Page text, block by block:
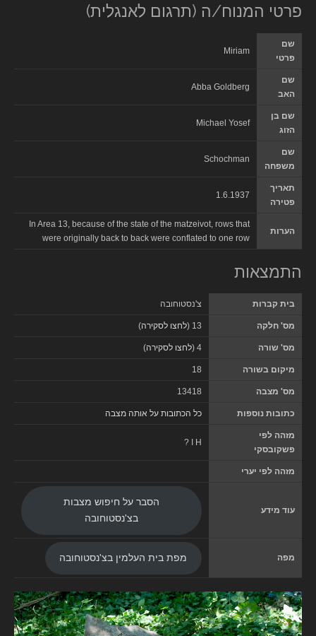
פרטי המנוח/ה (תרגום לאנגלית)
שם
פרטי
Miriam
שם
האב
Abba Goldberg
שם בן
הזוג
Michael Yosef
שם
משפחה
Schochman
תאריך
פטירה
1.6.1937
הערות
In Area 13, because of the state of the matzeivot, rows that
were originally back to back were conflated to one row
התמצאות
בית קברות צ'נסטוחובה
מס' חלקה 13 ( לחצו לסקירה)
מס' שורה 4 ( לחצו לסקירה)
מיקום בשורה 18
מס' מצבה 13418
כתובות נוספות כל הכתובות על אותה מצבה
מזהה לפי
פשקובסקי
? I H
מזהה לפי יערי
עוד מידע
הסבר על חיפוש מצבות
בצ'נסטוחובה
מפה מפת בית העלמין בצ'נסטוחובה